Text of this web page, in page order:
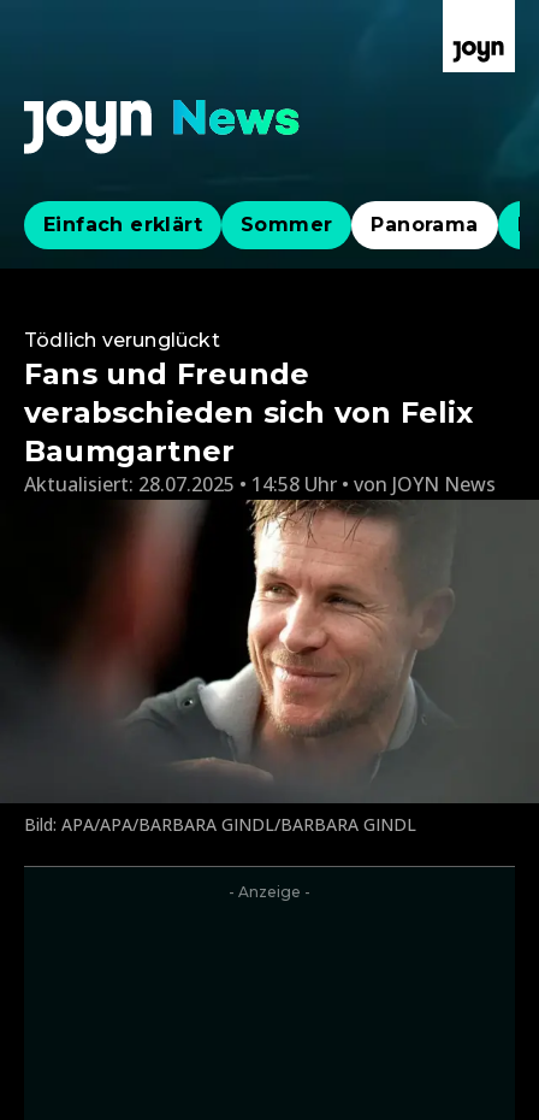
Einfach erklärt Sommer Panorama
Tödlich verunglückt
Fans und Freunde
verabschieden sich von Felix
Baumgartner
Aktualisiert: 28.07.2025 • 14:58 Uhr von JOYN News
Bild: APA/APA/BARBARA GINDL/BARBARA GINDL
- Anzeige -